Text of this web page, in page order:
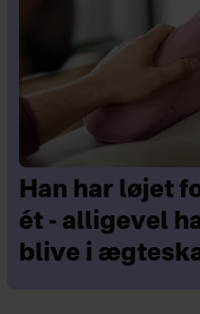
Han har løjet
ét - alligevel
blive i